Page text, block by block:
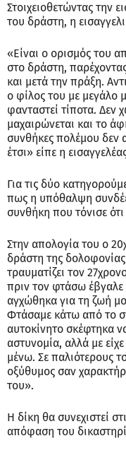
Στοιχειοθετώντας την
του δράστη, η
«Είναι ο ορισμός του
στο δράστη,
και μετά την πράξη.
ο φίλος του με μεγάλο
φανταστεί τίποτα. Δεν
μαχαιρώνεται και το
συνθήκες πολέμου δεν
έτσι» είπε η
Για τις δύο
πως η υπόθαλψη
συνθήκη που τόνισε
Στην απολογία του ο
δράστη της δολοφονίας
τραυματίζει τον
πριν τον φτάσω έβγαλε
αγχώθηκα για τη ζωή
Φτάσαμε κάτω από το
αυτοκίνητο σκέφτηκα
αστυνομία, αλλά με
μένω. Σε παλιότερους
οξύθυμος σαν
του».
Η δίκη θα συνεχιστεί
απόφαση του